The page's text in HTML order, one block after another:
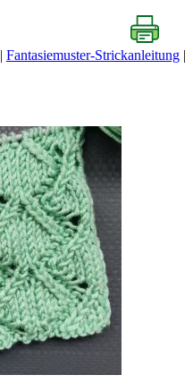
Fantasiemuster-Strickanleitung